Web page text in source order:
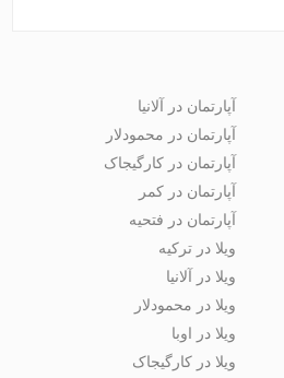
آپارتمان در آلانیا
آپارتمان در محمودلار
آپارتمان در کارگیجاک
آپارتمان در کمر
آپارتمان در فتحیه
ویلا در ترکیه
ویلا در آلانیا
ویلا در محمودلار
ویلا در اوبا
ویلا در کارگیجاک